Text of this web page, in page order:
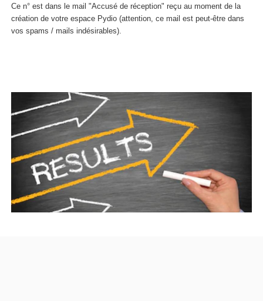
Ce n° est dans le mail "Accusé de réception" reçu au moment de la
création de votre espace Pydio (attention, ce mail est peut-être dans
vos spams / mails indésirables).